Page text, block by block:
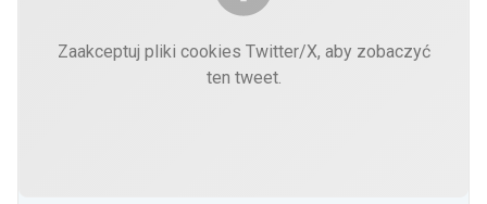
Zaakceptuj pliki cookies Twitter/X, aby zobaczyć
ten tweet.